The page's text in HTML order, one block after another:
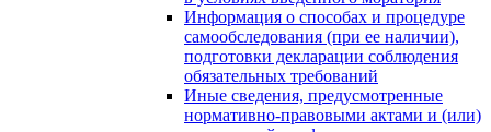
Информация о способах и процедуре
самообследования (при ее наличии),
подготовки декларации соблюдения
обязательных требований
Иные сведения, предусмотренные
нормативно-правовыми актами и (или)